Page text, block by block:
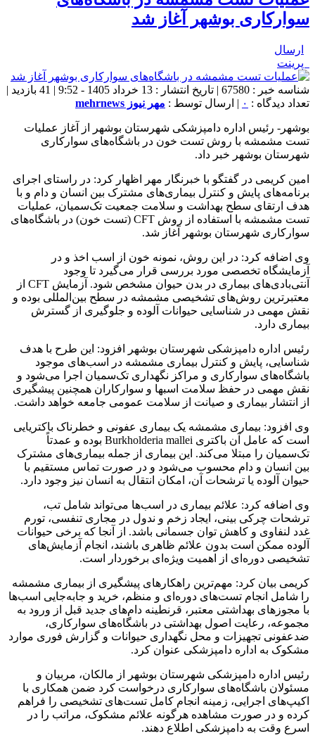
سوارکاری بوشهر آغاز شد
ارسال
پرینت
شناسه خبر : 67580 | تاریخ انتشار : 13 خرداد 1405 - 9:52 | 41 بازدید |
تعداد دیدگاه : ۰ | ارسال توسط : مهر نیوز mehrnews
بوشهر- رئیس اداره دامپزشکی شهرستان بوشهر از آغاز عملیات
تست مشمشه با روش تست خون در باشگاه‌های سوارکاری
شهرستان بوشهر خبر داد.
امین کریمی در گفتگو با خبرنگار مهر اظهار کرد: در راستای اجرای
برنامه‌های پایش و کنترل بیماری‌های مشترک بین انسان و دام و با
هدف ارتقای سطح بهداشت و سلامت جمعیت تک‌سمیان، عملیات
تست مشمشه با استفاده از روش CFT (تست خون) در باشگاه‌های
سوارکاری شهرستان بوشهر آغاز شد.
وی اضافه کرد: در این روش، نمونه خون از اسب اخذ و در
آزمایشگاه تخصصی مورد بررسی قرار می‌گیرد تا وجود
آنتی‌بادی‌های بیماری در بدن حیوان مشخص شود. آزمایش CFT از
معتبرترین روش‌های تشخیصی مشمشه در سطح بین‌المللی بوده و
نقش مهمی در شناسایی حیوانات آلوده و جلوگیری از گسترش
بیماری دارد.
رئیس اداره دامپزشکی شهرستان بوشهر افزود: این طرح با هدف
شناسایی، پایش و کنترل بیماری مشمشه در اسب‌های موجود
باشگاه‌های سوارکاری و مراکز نگهداری تک‌سمیان اجرا می‌شود و
نقش مهمی در حفظ سلامت اسبها و سوارکاران همچنین پیشگیری
از انتشار بیماری و صیانت از سلامت عمومی جامعه خواهد داشت.
وی افزود: بیماری مشمشه یک بیماری عفونی و خطرناک باکتریایی
است که عامل آن باکتری Burkholderia mallei بوده و عمدتاً
تک‌سمیان را مبتلا می‌کند. این بیماری از جمله بیماری‌های مشترک
بین انسان و دام محسوب می‌شود و در صورت تماس مستقیم با
حیوان آلوده یا ترشحات آن، امکان انتقال به انسان نیز وجود دارد.
وی اضافه کرد: علائم بیماری در اسب‌ها می‌تواند شامل تب،
ترشحات چرکی بینی، ایجاد زخم و ندول در مجاری تنفسی، تورم
غدد لنفاوی و کاهش توان جسمانی باشد. از آنجا که برخی حیوانات
آلوده ممکن است بدون علائم ظاهری باشند، انجام آزمایش‌های
تشخیصی دوره‌ای از اهمیت ویژه‌ای برخوردار است.
کریمی بیان کرد: مهم‌ترین راهکارهای پیشگیری از بیماری مشمشه
را شامل انجام تست‌های دوره‌ای و منظم، خرید و جابه‌جایی اسب‌ها
با مجوزهای بهداشتی معتبر، قرنطینه دام‌های جدید قبل از ورود به
مجموعه، رعایت اصول بهداشتی در باشگاه‌های سوارکاری،
ضدعفونی تجهیزات و محل نگهداری حیوانات و گزارش فوری موارد
مشکوک به اداره دامپزشکی عنوان کرد.
رئیس اداره دامپزشکی شهرستان بوشهر از مالکان، مربیان و
مسئولان باشگاه‌های سوارکاری درخواست کرد ضمن همکاری با
اکیپ‌های اجرایی، زمینه انجام کامل تست‌های تشخیصی را فراهم
کرده و در صورت مشاهده هرگونه علائم مشکوک، مراتب را در
اسرع وقت به دامپزشکی اطلاع دهند.